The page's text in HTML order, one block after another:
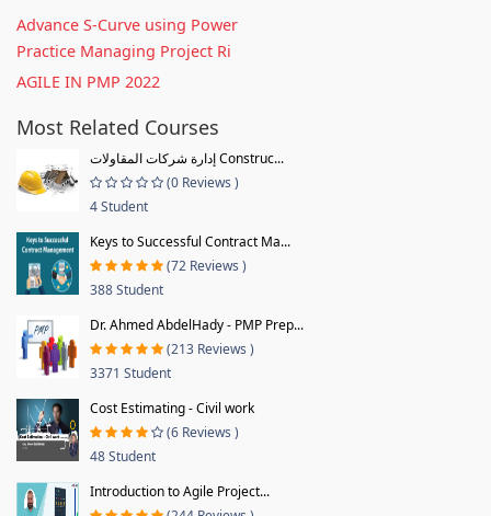
Advance S-Curve using Power
Practice Managing Project Ri
AGILE IN PMP 2022
Most Related Courses
إدارة شركات المقاولات Construc...
(0 Reviews )
4 Student
Keys to Successful Contract Ma...
(72 Reviews )
388 Student
Dr. Ahmed AbdelHady - PMP Prep...
(213 Reviews )
3371 Student
Cost Estimating - Civil work
(6 Reviews )
48 Student
Introduction to Agile Project...